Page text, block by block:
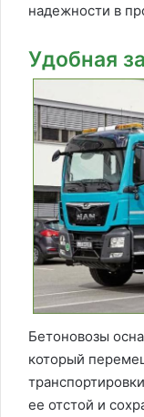
надежности в
Удобная
Бетоновозы
который
ее отстой и